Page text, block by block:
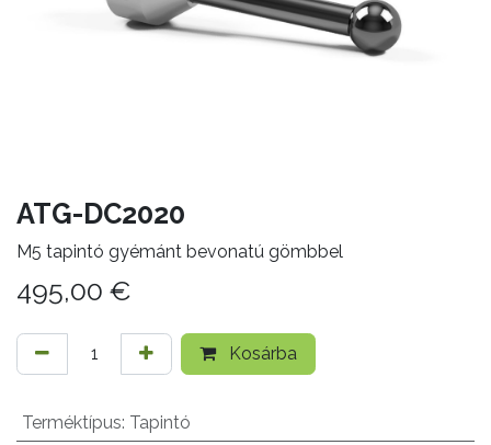
ATG-DC2020
M5 tapintó gyémánt bevonatú gömbbel
495,00 €
Kosárba
Terméktípus: Tapintó